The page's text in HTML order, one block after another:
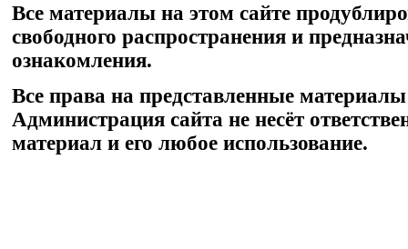
Все материалы на этом сайте
свободного распространения и
ознакомления.
Все права на представленные
Администрация сайта не несёт
материал и его любое использование.